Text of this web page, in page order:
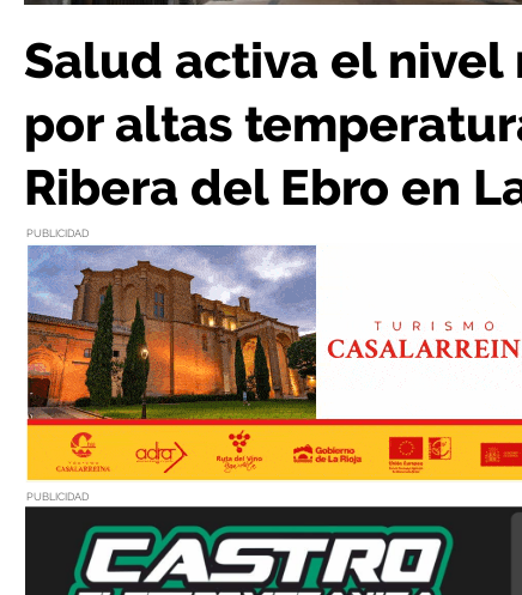
Salud activa el nivel
por altas
Ribera del Ebro en
PUBLICIDAD
PUBLICIDAD